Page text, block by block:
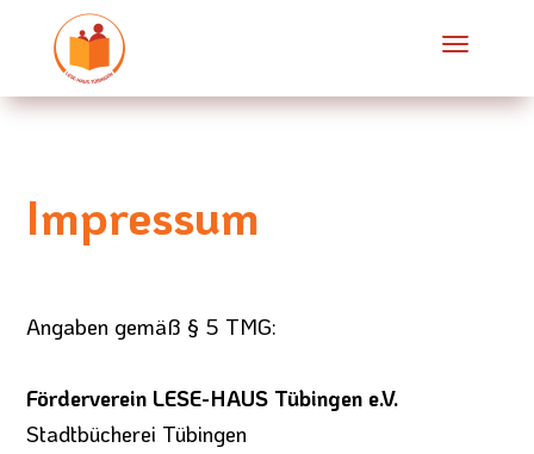
Impressum
Angaben gemäß § 5 TMG:
Förderverein LESE-HAUS Tübingen e.V.
Stadtbücherei Tübingen